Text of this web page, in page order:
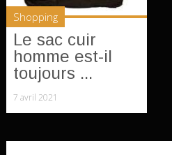
Shopping
Le sac cuir
homme est-il
toujours ...
7 avril 2021